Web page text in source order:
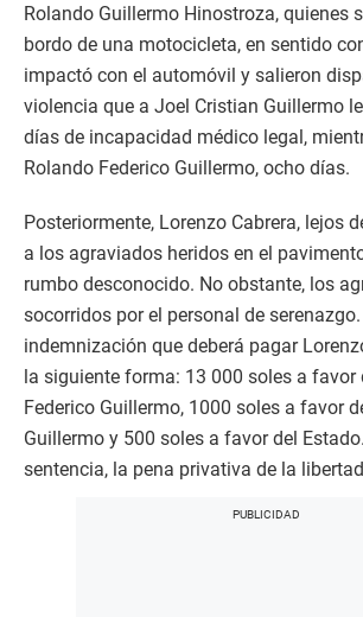
Rolando Guillermo Hinostroza, quienes
bordo de una motocicleta, en sentido
impactó con el automóvil y salieron
violencia que a Joel Cristian Guillermo
días de incapacidad médico legal,
Rolando Federico Guillermo, ocho días.
Posteriormente, Lorenzo Cabrera, lejos
a los agraviados heridos en el
rumbo desconocido. No obstante, los
socorridos por el personal de
indemnización que deberá pagar
la siguiente forma: 13 000 soles a favor
Federico Guillermo, 1000 soles a favor
Guillermo y 500 soles a favor del
sentencia, la pena privativa de la